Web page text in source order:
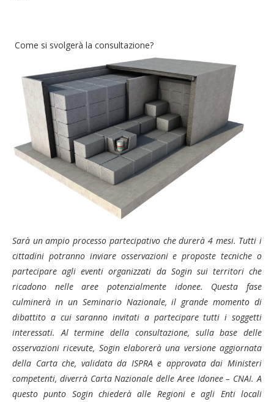
Come si svolgerà la consultazione?
Sarà un ampio processo partecipativo che durerà 4 mesi. Tutti i
cittadini potranno inviare osservazioni e proposte tecniche o
partecipare agli eventi organizzati da Sogin sui territori che
ricadono nelle aree potenzialmente idonee. Questa fase
culminerà in un Seminario Nazionale, il grande momento di
dibattito a cui saranno invitati a partecipare tutti i soggetti
interessati. Al termine della consultazione, sulla base delle
osservazioni ricevute, Sogin elaborerà una versione aggiornata
della Carta che, validata da ISPRA e approvata dai Ministeri
competenti, diverrà Carta Nazionale delle Aree Idonee – CNAI. A
questo punto Sogin chiederà alle Regioni e agli Enti locali